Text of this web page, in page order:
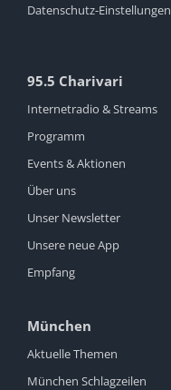
Datenschutz-Einstellungen
95.5 Charivari
Internetradio & Streams
Programm
Events & Aktionen
Über uns
Unser Newsletter
Unsere neue App
Empfang
München
Aktuelle Themen
München Schlagzeilen